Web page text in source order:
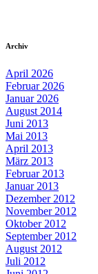
Archiv
April 2026
Februar 2026
Januar 2026
August 2014
Juni 2013
Mai 2013
April 2013
März 2013
Februar 2013
Januar 2013
Dezember 2012
November 2012
Oktober 2012
September 2012
August 2012
Juli 2012